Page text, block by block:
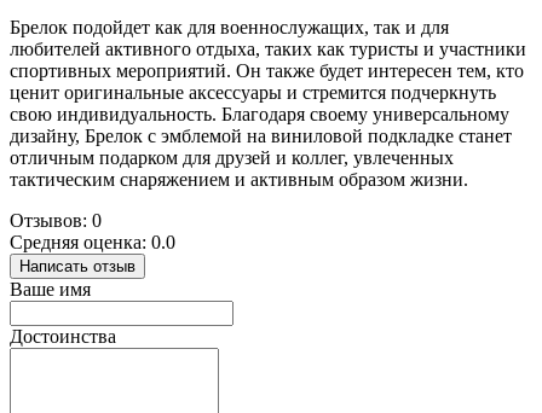
Брелок подойдет как для военнослужащих, так и для
любителей активного отдыха, таких как туристы и участники
спортивных мероприятий. Он также будет интересен тем, кто
ценит оригинальные аксессуары и стремится подчеркнуть
свою индивидуальность. Благодаря своему универсальному
дизайну, Брелок с эмблемой на виниловой подкладке станет
отличным подарком для друзей и коллег, увлеченных
тактическим снаряжением и активным образом жизни.
Отзывов: 0
Средняя оценка: 0.0
Написать отзыв
Ваше имя
Достоинства